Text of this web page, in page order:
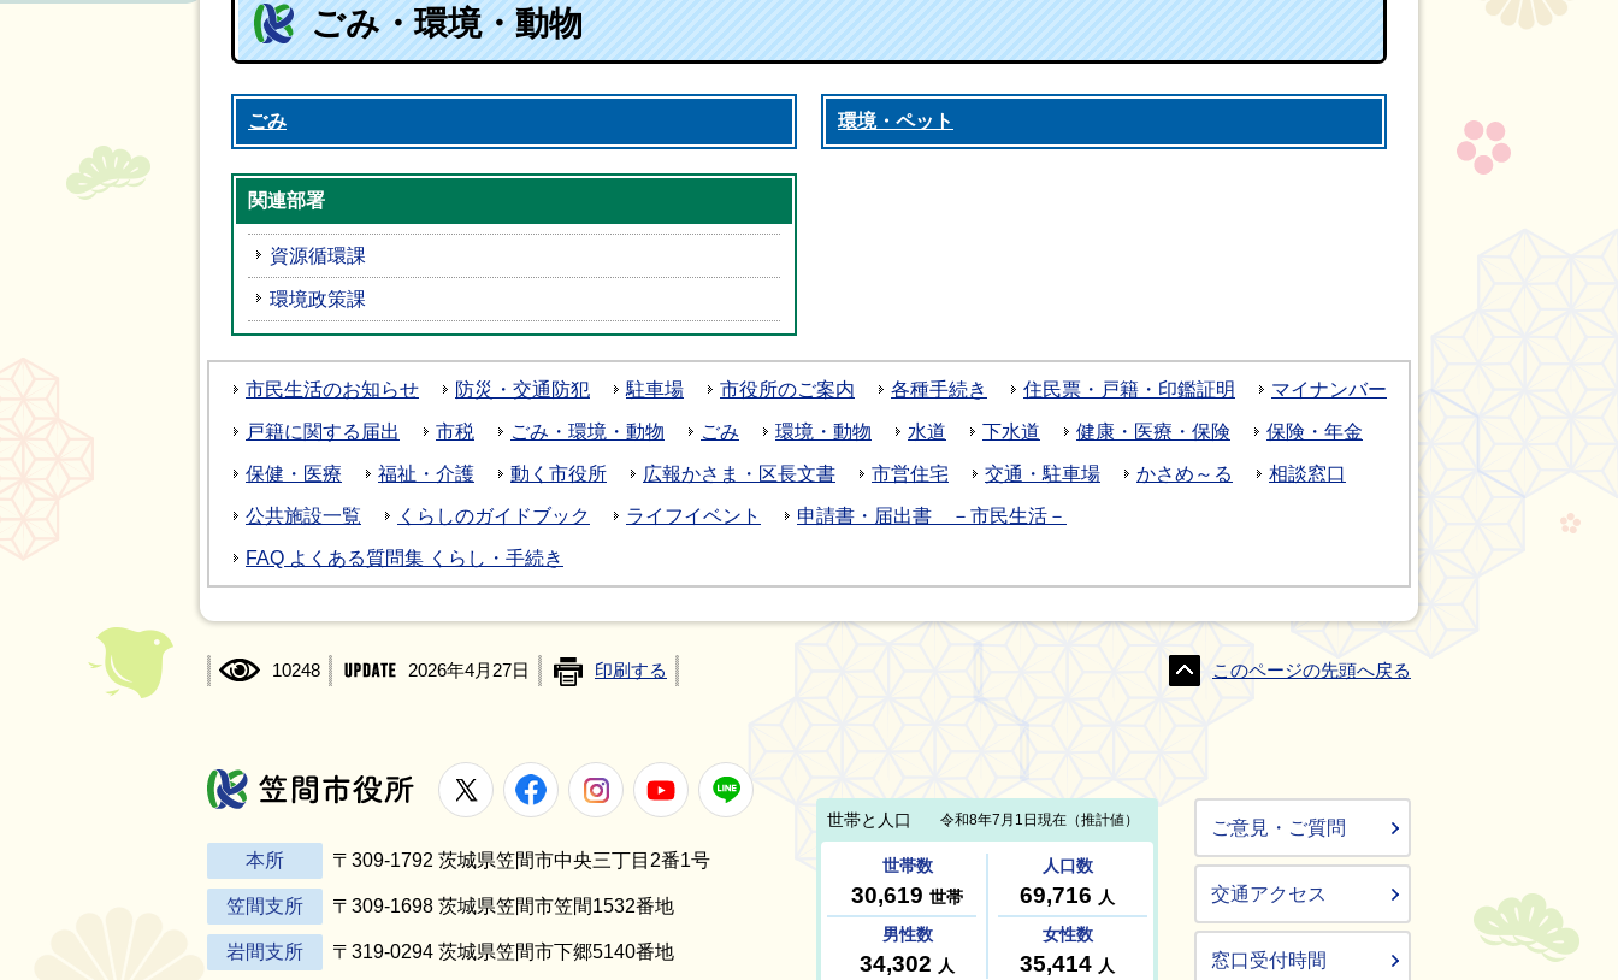
ごみ・環境・動物
ごみ 環境・ペット
関連部署
資源循環課
環境政策課
市民生活のお知らせ 防災・交通防犯 駐車場 市役所のご案内 各種手続き 住民票・戸籍・印鑑証明 マイナンバー
戸籍に関する届出 市税 ごみ・環境・動物 ごみ 環境・動物 水道 下水道 健康・医療・保険 保険・年金
保健・医療 福祉・介護 動く市役所 広報かさま・区長文書 市営住宅 交通・駐車場 かさめ～る 相談窓口
公共施設一覧 くらしのガイドブック ライフイベント 申請書・届出書 －市民生活－
FAQ よくある質問集 くらし・手続き
10248 2026年4月27日 印刷する このページの先頭へ戻る
笠間市役所
X FacebookInstagramYoutube
本所 〒309-1792 茨城県笠間市中央三丁目2番1号
笠間支所 〒309-1698 茨城県笠間市笠間1532番地
岩間支所 〒319-0294 茨城県笠間市下郷5140番地
ご意見・ご質問
交通アクセス
窓口受付時間